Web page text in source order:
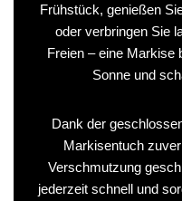
Frühstück, genießen
oder verbringen Sie
Freien – eine Markise
Sonne und
Dank der
Markisentuch
Verschmutzung
jederzeit schnell und